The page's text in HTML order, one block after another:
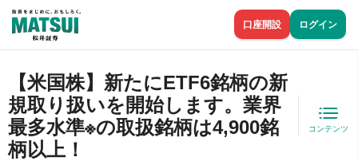
口座開設 ログイン
【米国株】新たにETF6銘柄の新
規取り扱いを開始します。業界
最多水準※の取扱銘柄は4,900銘
柄以上！
コンテンツ